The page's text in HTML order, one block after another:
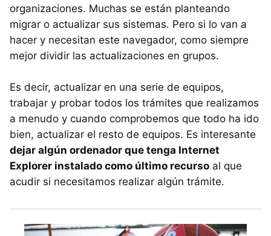
organizaciones. Muchas se están planteando
migrar o actualizar sus sistemas. Pero si lo van a
hacer y necesitan este navegador, como siempre
mejor dividir las actualizaciones en grupos.
Es decir, actualizar en una serie de equipos,
trabajar y probar todos los trámites que realizamos
a menudo y cuando comprobemos que todo ha ido
bien, actualizar el resto de equipos. Es interesante
dejar algún ordenador que tenga Internet
Explorer instalado como último recurso al que
acudir si necesitamos realizar algún trámite.